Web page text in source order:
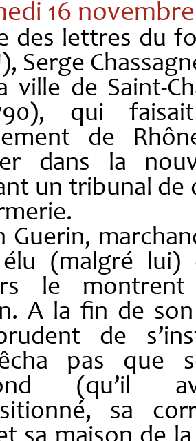
16 novembre
des lettres du
Serge
ville de Saint-
qui
de
dans la
un tribunal de
Guerin,
(malgré lui)
le
A la fin de
de
pas que
(qu’il
sa